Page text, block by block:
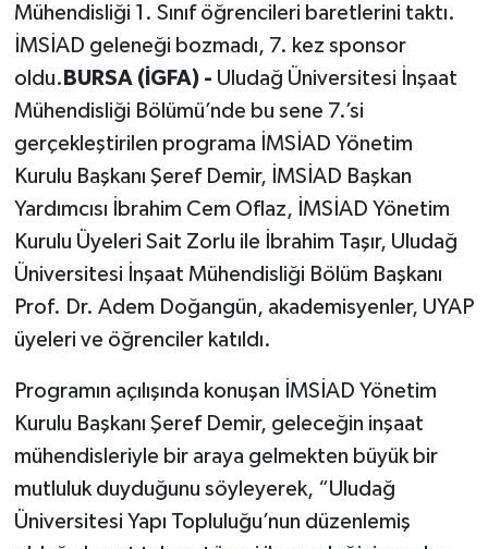
Mühendisliği 1. Sınıf öğrencileri baretlerini taktı.
İMSİAD geleneği bozmadı, 7. kez sponsor
oldu. BURSA (İGFA) - Uludağ Üniversitesi İnşaat
Mühendisliği Bölümü’nde bu sene 7.’si
gerçekleştirilen programa İMSİAD Yönetim
Kurulu Başkanı Şeref Demir, İMSİAD Başkan
Yardımcısı İbrahim Cem Oflaz, İMSİAD Yönetim
Kurulu Üyeleri Sait Zorlu ile İbrahim Taşır, Uludağ
Üniversitesi İnşaat Mühendisliği Bölüm Başkanı
Prof. Dr. Adem Doğangün, akademisyenler, UYAP
üyeleri ve öğrenciler katıldı.
Programın açılışında konuşan İMSİAD Yönetim
Kurulu Başkanı Şeref Demir, geleceğin inşaat
mühendisleriyle bir araya gelmekten büyük bir
mutluluk duyduğunu söyleyerek, “Uludağ
Üniversitesi Yapı Topluluğu’nun düzenlemiş